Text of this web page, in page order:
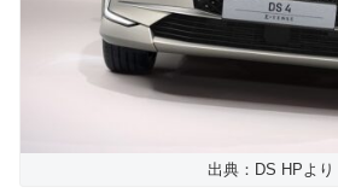
出典：DS HPより